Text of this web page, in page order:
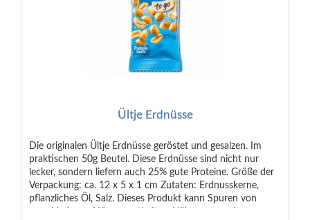
Ültje Erdnüsse
Die originalen Ültje Erdnüsse geröstet und gesalzen. Im
praktischen 50g Beutel. Diese Erdnüsse sind nicht nur
lecker, sondern liefern auch 25% gute Proteine. Größe der
Verpackung: ca. 12 x 5 x 1 cm Zutaten: Erdnusskerne,
pflanzliches Öl, Salz. Dieses Produkt kann Spuren von